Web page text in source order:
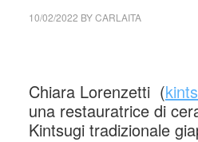
10/02/2022 BYCARLAITA
Chiara Lorenzetti (
una restauratrice di
Kintsugi tradizionale